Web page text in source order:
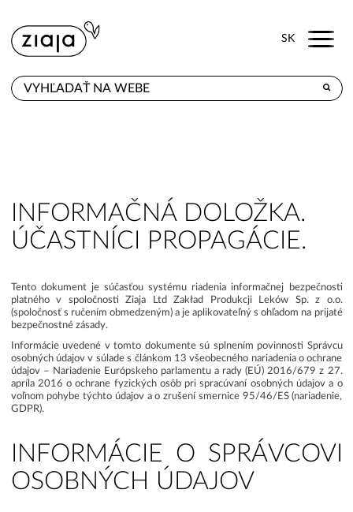
SK Menu
KONTAKT
INFORMAČNÁ DOLOŽKA.
ÚČASTNÍCI PROPAGÁCIE.
Tento dokument je súčasťou systému riadenia informačnej bezpečnosti
platného v spoločnosti Ziaja Ltd Zakład Produkcji Leków Sp. z o.o.
(spoločnosť s ručením obmedzeným) a je aplikovateľný s ohľadom na prijaté
bezpečnostné zásady.
Informácie uvedené v tomto dokumente sú splnením povinnosti Správcu
osobných údajov v súlade s článkom 13 všeobecného nariadenia o ochrane
údajov – Nariadenie Európskeho parlamentu a rady (EÚ) 2016/679 z 27.
apríla 2016 o ochrane fyzických osôb pri spracúvaní osobných údajov a o
voľnom pohybe týchto údajov a o zrušení smernice 95/46/ES (nariadenie,
GDPR).
INFORMÁCIE O SPRÁVCOVI
OSOBNÝCH ÚDAJOV